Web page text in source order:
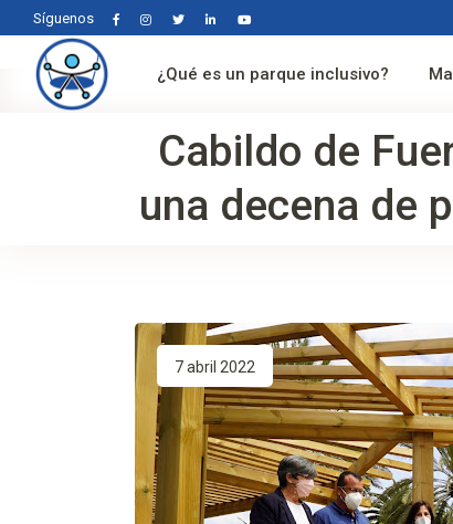
Síguenos
¿Qué es un parque inclusivo?
Cabildo de
una decena de
7 abril 2022